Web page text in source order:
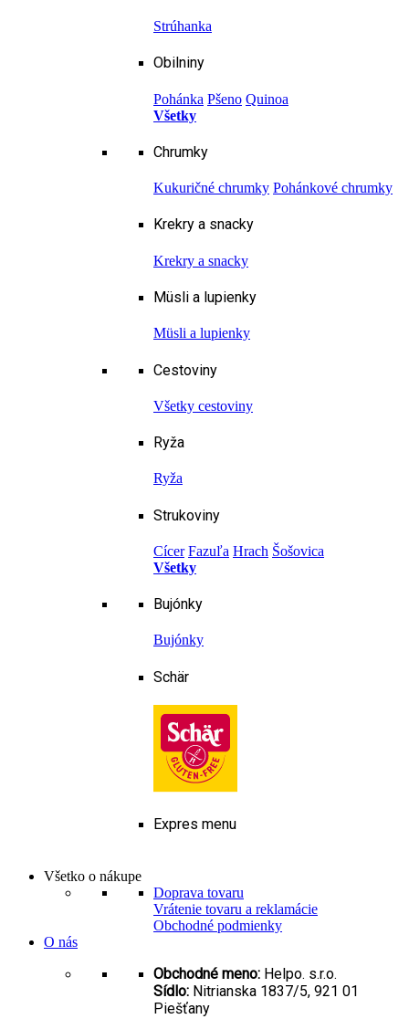
Strúhanka
Obilniny
Pohánka Pšeno Quinoa
Všetky
Chrumky
Kukuričné chrumky Pohánkové chrumky
Krekry a snacky
Krekry a snacky
Müsli a lupienky
Müsli a lupienky
Cestoviny
Všetky cestoviny
Ryža
Ryža
Strukoviny
Cícer Fazuľa Hrach Šošovica
Všetky
Bujónky
Bujónky
Schär
Expres menu
Všetko o nákupe
Doprava tovaru
Vrátenie tovaru a reklamácie
Obchodné podmienky
O nás
Obchodné meno: Helpo. s.r.o.
Sídlo: Nitrianska 1837/5, 921 01
Piešťany